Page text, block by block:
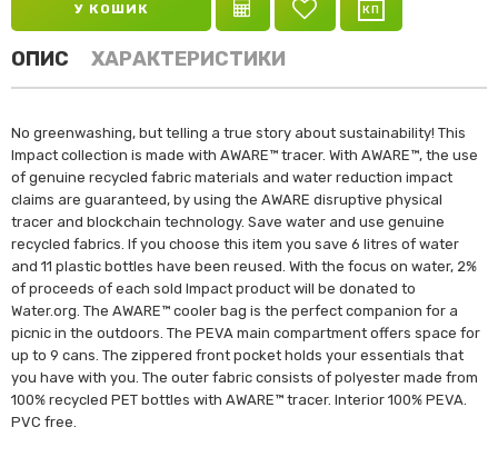
У КОШИК
ОПИС ХАРАКТЕРИСТИКИ
No greenwashing, but telling a true story about sustainability! This
Impact collection is made with AWARE™ tracer. With AWARE™, the use
of genuine recycled fabric materials and water reduction impact
claims are guaranteed, by using the AWARE disruptive physical
tracer and blockchain technology. Save water and use genuine
recycled fabrics. If you choose this item you save 6 litres of water
and 11 plastic bottles have been reused. With the focus on water, 2%
of proceeds of each sold Impact product will be donated to
Water.org. The AWARE™ cooler bag is the perfect companion for a
picnic in the outdoors. The PEVA main compartment offers space for
up to 9 cans. The zippered front pocket holds your essentials that
you have with you. The outer fabric consists of polyester made from
100% recycled PET bottles with AWARE™ tracer. Interior 100% PEVA.
PVC free.